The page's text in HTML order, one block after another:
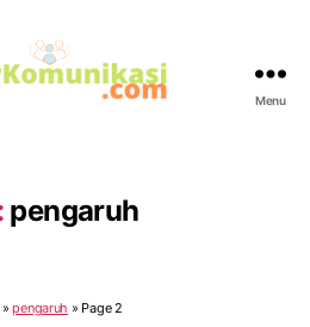
Menu
pengaruh
»pengaruh » Page 2